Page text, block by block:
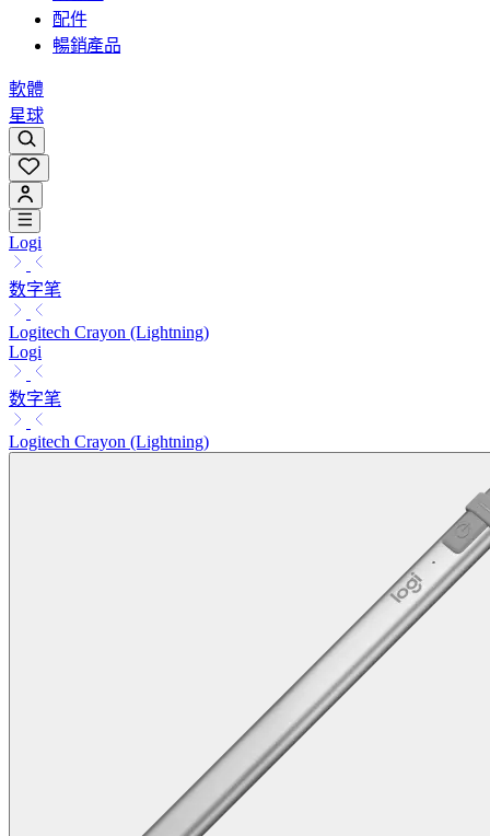
配件
暢銷產品
軟體
星球
Logi
数字笔
Logitech Crayon (Lightning)
Logi
数字笔
Logitech Crayon (Lightning)